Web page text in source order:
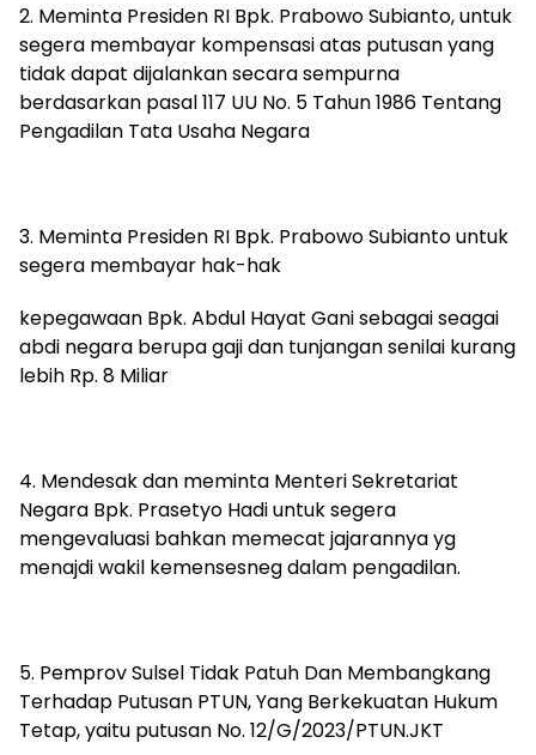
2. Meminta Presiden RI Bpk. Prabowo Subianto, untuk
segera membayar kompensasi atas putusan yang
tidak dapat dijalankan secara sempurna
berdasarkan pasal 117 UU No. 5 Tahun 1986 Tentang
Pengadilan Tata Usaha Negara
3. Meminta Presiden RI Bpk. Prabowo Subianto untuk
segera membayar hak-hak
kepegawaan Bpk. Abdul Hayat Gani sebagai seagai
abdi negara berupa gaji dan tunjangan senilai kurang
lebih Rp. 8 Miliar
4. Mendesak dan meminta Menteri Sekretariat
Negara Bpk. Prasetyo Hadi untuk segera
mengevaluasi bahkan memecat jajarannya yg
menajdi wakil kemensesneg dalam pengadilan.
5. Pemprov Sulsel Tidak Patuh Dan Membangkang
Terhadap Putusan PTUN, Yang Berkekuatan Hukum
Tetap, yaitu putusan No. 12/G/2023/PTUN.JKT